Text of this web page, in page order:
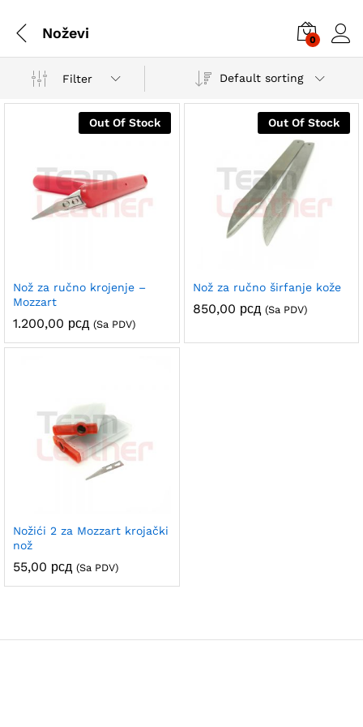
Noževi 0
Filter Default sorting
Out Of Stock
Nož za ručno krojenje –
Mozzart
1.200,00 рсд (Sa PDV)
Out Of Stock
Nož za ručno širfanje kože
850,00 рсд (Sa PDV)
Nožići 2 za Mozzart krojački
nož
55,00 рсд (Sa PDV)